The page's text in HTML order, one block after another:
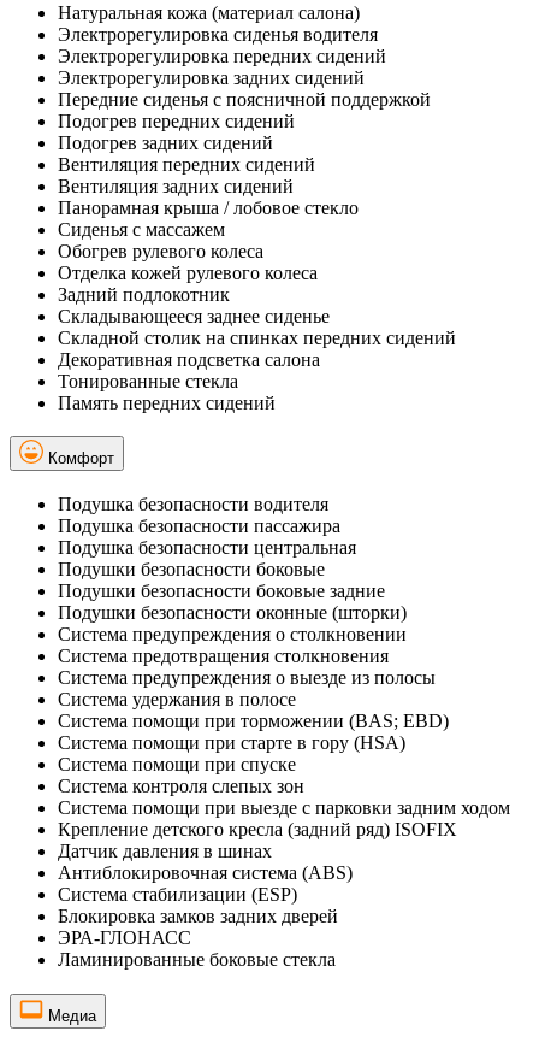
Натуральная кожа (материал салона)
Электрорегулировка сиденья водителя
Электрорегулировка передних сидений
Электрорегулировка задних сидений
Передние сиденья с поясничной поддержкой
Подогрев передних сидений
Подогрев задних сидений
Вентиляция передних сидений
Вентиляция задних сидений
Панорамная крыша / лобовое стекло
Сиденья с массажем
Обогрев рулевого колеса
Отделка кожей рулевого колеса
Задний подлокотник
Складывающееся заднее сиденье
Складной столик на спинках передних сидений
Декоративная подсветка салона
Тонированные стекла
Память передних сидений
Комфорт
Подушка безопасности водителя
Подушка безопасности пассажира
Подушка безопасности центральная
Подушки безопасности боковые
Подушки безопасности боковые задние
Подушки безопасности оконные (шторки)
Система предупреждения о столкновении
Система предотвращения столкновения
Система предупреждения о выезде из полосы
Система удержания в полосе
Система помощи при торможении (BAS; EBD)
Система помощи при старте в гору (HSA)
Система помощи при спуске
Система контроля слепых зон
Система помощи при выезде с парковки задним ходом
Крепление детского кресла (задний ряд) ISOFIX
Датчик давления в шинах
Антиблокировочная система (ABS)
Система стабилизации (ESP)
Блокировка замков задних дверей
ЭРА-ГЛОНАСС
Ламинированные боковые стекла
Медиа